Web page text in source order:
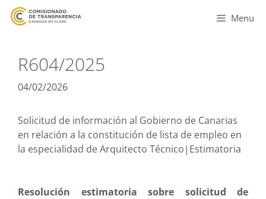
Menu
R604/2025
04/02/2026
Solicitud de información al Gobierno de Canarias
en relación a la constitución de lista de empleo en
la especialidad de Arquitecto Técnico|Estimatoria
Resolución estimatoria sobre solicitud de